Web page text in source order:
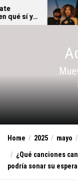
Skip
to
Cannons
FECHAS
Home 2025 mayo
¿Qué canciones
podría sonar su